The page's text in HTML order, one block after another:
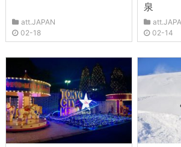
att.JAPAN
02-18
泉
02-14